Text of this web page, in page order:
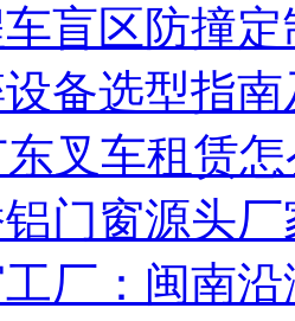
盲区防撞
备选型指
东叉车租赁
铝门窗源头
厂：闽南